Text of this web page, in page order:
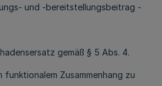
und -bereitstellungsbeitrag -
gemäß § 5 Abs. 4.
Zusammenhang zu